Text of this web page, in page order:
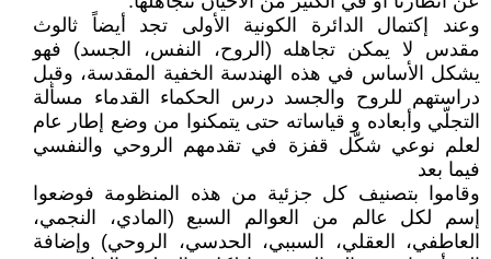
وعند إكتمال الدائرة الكونية الأولى تجد أيضاً ثالوث
مقدس لا يمكن تجاهله (الروح، النفس، الجسد) فهو
يشكل الأساس في هذه الهندسة الخفية المقدسة، وقبل
دراستهم للروح والجسد درس الحكماء القدماء مسألة
التجلّي وأبعاده و قياساته حتى يتمكنوا من وضع إطار عام
لعلم نوعي شكّل قفزة في تقدمهم الروحي والنفسي
فيما بعد
وقاموا بتصنيف كل جزئية من هذه المنظومة فوضعوا
إسم لكل عالم من العوالم السبع (المادي، النجمي،
العاطفي، العقلي، السببي، الحدسي، الروحي) وإضافة